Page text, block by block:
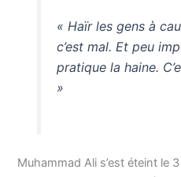
« Haïr les gens à
c’est mal. Et peu
pratique la haine.
»
Muhammad Ali s’est éteint le